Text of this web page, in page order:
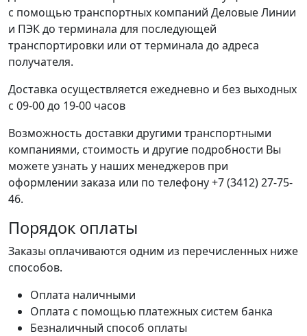
с помощью транспортных компаний Деловые Линии
и ПЭК до терминала для последующей
транспортировки или от терминала до адреса
получателя.
Доставка осуществляется ежедневно и без выходных
с 09-00 до 19-00 часов
Возможность доставки другими транспортными
компаниями, стоимость и другие подробности Вы
можете узнать у наших менеджеров при
оформлении заказа или по телефону +7 (3412) 27-75-
46.
Порядок оплаты
Заказы оплачиваются одним из перечисленных ниже
способов.
Оплата наличными
Оплата с помощью платежных систем банка
Безналичный способ оплаты